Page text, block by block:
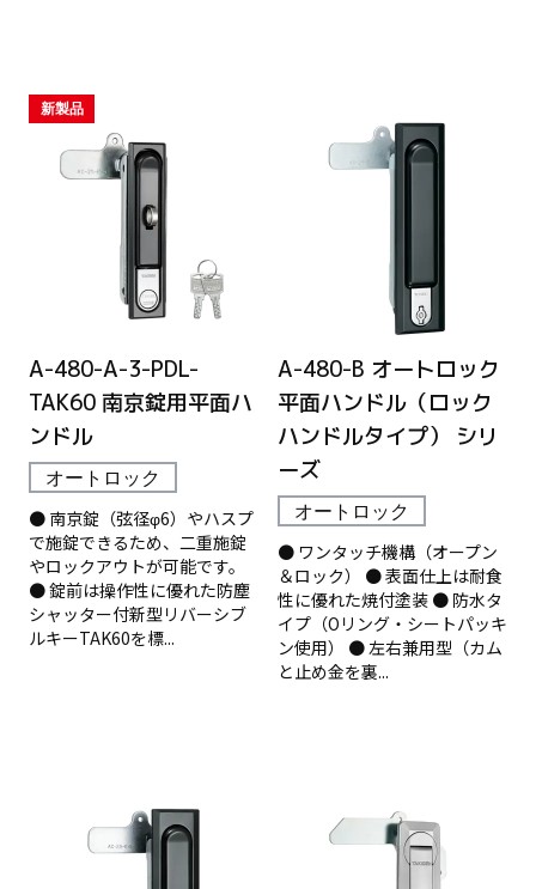
新製品
A-480-A-3-PDL-
TAK60 南京錠用平面ハ
ンドル
オートロック
● 南京錠（弦径φ6）やハスプ
で施錠できるため、二重施錠
やロックアウトが可能です。
● 錠前は操作性に優れた防塵
シャッター付新型リバーシブ
ルキーTAK60を標...
A-480-B オートロック
平面ハンドル（ロック
ハンドルタイプ） シリ
ーズ
オートロック
● ワンタッチ機構（オープン
＆ロック） ● 表面仕上は耐食
性に優れた焼付塗装 ● 防水タ
イプ（Oリング・シートパッキ
ン使用） ● 左右兼用型（カム
と止め金を裏...